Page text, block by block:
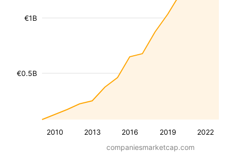
2010 2013 2016 2019 2022
€0.5B
€1B
companiesmarketcap.com